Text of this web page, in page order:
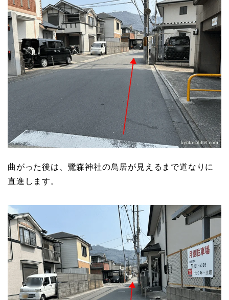
曲がった後は、鷺森神社の鳥居が見えるまで道なりに
直進します。